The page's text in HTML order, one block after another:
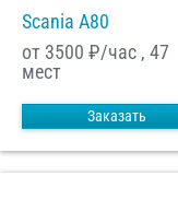
Scania A80
от 3500 ₽/час , 47
мест
Заказать